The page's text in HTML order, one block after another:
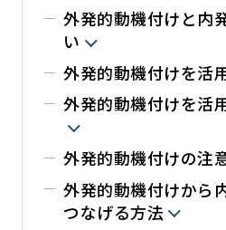
外発的動機付けと内
い
外発的動機付けを活
外発的動機付けを活
外発的動機付けの注
外発的動機付けから
つなげる方法